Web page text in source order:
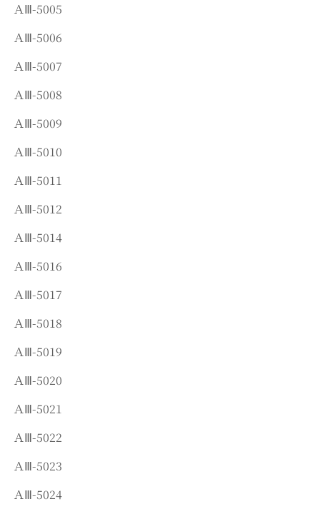
ＡⅢ-5005
ＡⅢ-5006
ＡⅢ-5007
ＡⅢ-5008
ＡⅢ-5009
ＡⅢ-5010
ＡⅢ-5011
ＡⅢ-5012
ＡⅢ-5014
ＡⅢ-5016
ＡⅢ-5017
ＡⅢ-5018
ＡⅢ-5019
ＡⅢ-5020
ＡⅢ-5021
ＡⅢ-5022
ＡⅢ-5023
ＡⅢ-5024